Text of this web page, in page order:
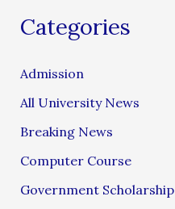
Categories
Admission
All University News
Breaking News
Computer Course
Government Scholarship